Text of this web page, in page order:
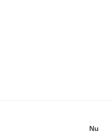
Nu